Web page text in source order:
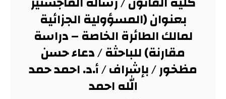
بعنوان (المسؤولية الجزائية
لمالك الطائرة الخاصة – دراسة
مقارنة) للباحثة / دعاء حسن
مظخور / بإشراف / أ.د. احمد حمد
الله احمد